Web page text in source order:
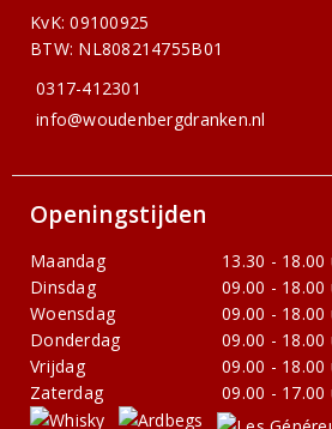
KvK: 09100925
BTW: NL808214755B01
0317-412301
info@woudenbergdranken.nl
Openingstijden
Maandag
13.30 - 18.00
Dinsdag
09.00 - 18.00
Woensdag
09.00 - 18.00
Donderdag
09.00 - 18.00
Vrijdag
09.00 - 18.00
Zaterdag
09.00 - 17.00